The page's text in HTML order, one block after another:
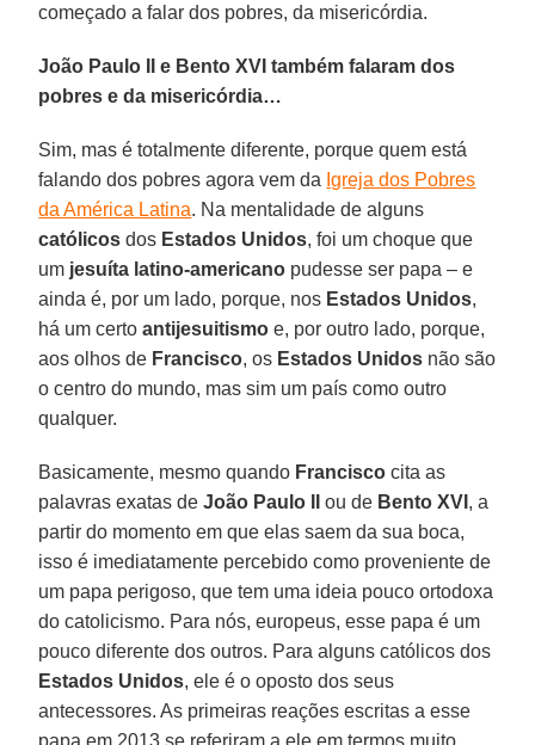
começado a falar dos pobres, da misericórdia.
João Paulo II e Bento XVI também falaram dos
pobres e da misericórdia…
Sim, mas é totalmente diferente, porque quem está
falando dos pobres agora vem da Igreja dos Pobres
da América Latina. Na mentalidade de alguns
católicos dos Estados Unidos, foi um choque que
um jesuíta latino-americano pudesse ser papa – e
ainda é, por um lado, porque, nos Estados Unidos,
há um certoantijesuitismo e, por outro lado, porque,
aos olhos de Francisco, os Estados Unidos não são
o centro do mundo, mas sim um país como outro
qualquer.
Basicamente, mesmo quando Francisco cita as
palavras exatas deJoão Paulo II ou de Bento XVI , a
partir do momento em que elas saem da sua boca,
isso é imediatamente percebido como proveniente de
um papa perigoso, que tem uma ideia pouco ortodoxa
do catolicismo. Para nós, europeus, esse papa é um
pouco diferente dos outros. Para alguns católicos dos
Estados Unidos, ele é o oposto dos seus
antecessores. As primeiras reações escritas a esse
papa em 2013 se referiram a ele em termos muito